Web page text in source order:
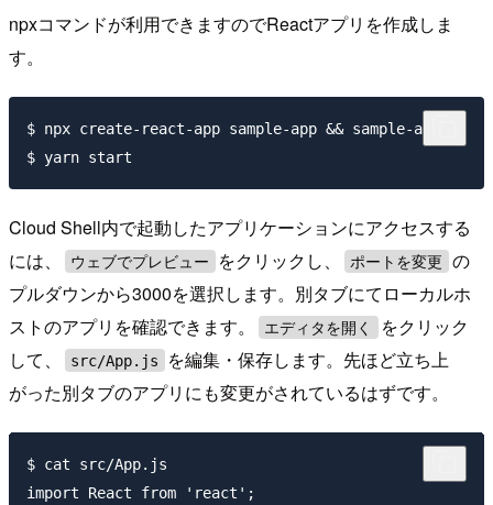
npxコマンドが利用できますのでReactアプリを作成しま
す。
$ npx create-react-app sample-app && sample-app
Cloud Shell内で起動したアプリケーションにアクセスする
には、
ウェブでプレビュー をクリックし、 ポートを変更
の
プルダウンから3000を選択します。別タブにてローカルホ
ストのアプリを確認できます。
エディタを開く
をクリック
して、
src/App.js
を編集・保存します。先ほど立ち上
がった別タブのアプリにも変更がされているはずです。
$ cat src/App.js
import React from 'react';